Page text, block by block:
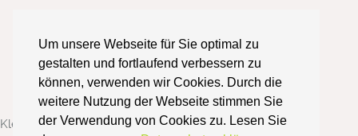
Um unsere Webseite für Sie optimal zu
gestalten und fortlaufend verbessern zu
können, verwenden wir Cookies. Durch die
weitere Nutzung der Webseite stimmen Sie
der Verwendung von Cookies zu. Lesen Sie
vorwiegend OP-Terminen. Wir bitten Sie deshalb um
Terminvereinbarungen!
Kleintierpraxis Sven Botterweck